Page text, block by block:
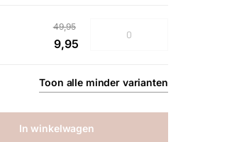
49,95
9,95
Toon alle mindervarianten
In winkelwagen